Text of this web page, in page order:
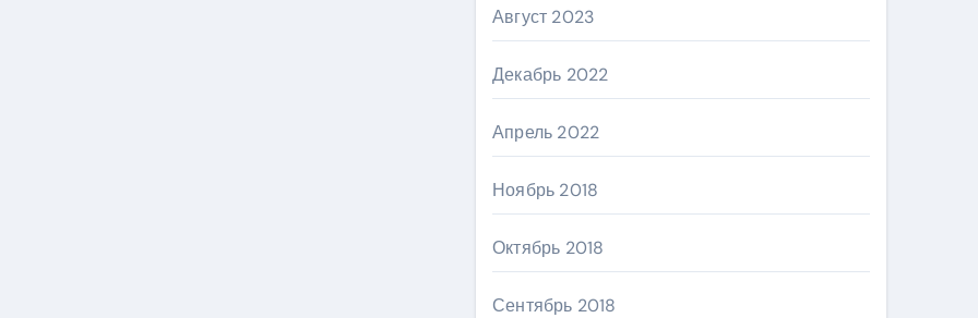
Август 2023
Декабрь 2022
Апрель 2022
Ноябрь 2018
Октябрь 2018
Сентябрь 2018